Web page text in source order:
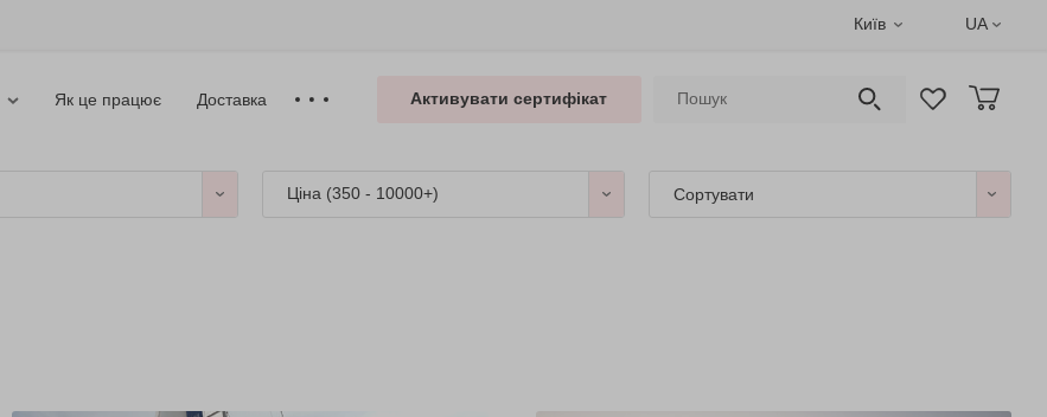
Київ UA
Як це працює Доставка Активувати сертифікат
Ціна (350 - 10000+) Сортувати